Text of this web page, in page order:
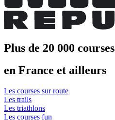
Plus de 20 000 courses
en France et ailleurs
Les courses sur route
Les trails
Les triathlons
Les courses fun